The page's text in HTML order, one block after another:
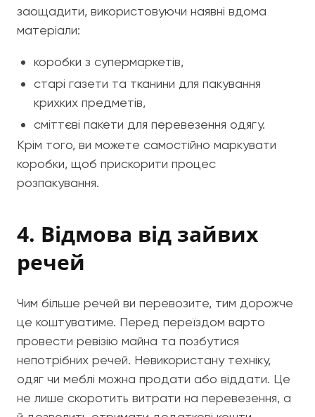
заощадити, використовуючи наявні вдома
матеріали:
коробки з супермаркетів,
старі газети та тканини для пакування
крихких предметів,
сміттєві пакети для перевезення одягу.
Крім того, ви можете самостійно маркувати
коробки, щоб прискорити процес
розпакування.
4. Відмова від зайвих
речей
Чим більше речей ви перевозите, тим дорожче
це коштуватиме. Перед переїздом варто
провести ревізію майна та позбутися
непотрібних речей. Невикористану техніку,
одяг чи меблі можна продати або віддати. Це
не лише скоротить витрати на перевезення, а